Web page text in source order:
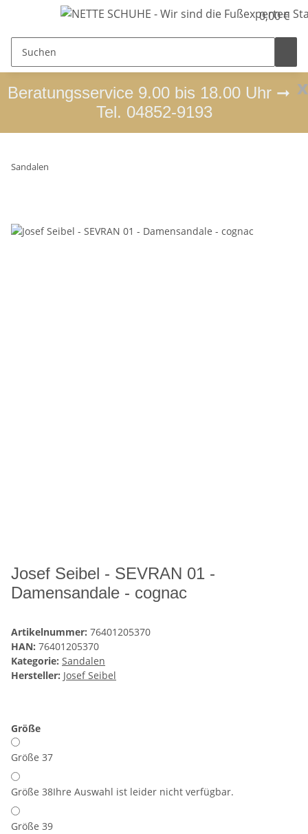
0,00 €
x
Beratungsservice 9.00 bis 18.00 Uhr ➞
Tel. 04852-9193
Sandalen
Josef Seibel - SEVRAN 01 -
Damensandale - cognac
Artikelnummer: 76401205370
HAN: 76401205370
Kategorie: Sandalen
Hersteller: Josef Seibel
Größe
Größe 37
Größe 38Ihre Auswahl ist leider nicht verfügbar.
Größe 39